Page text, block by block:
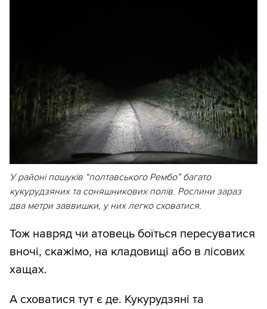
У районі пошуків “полтавського Рембо” багато
кукурудзяних та соняшникових полів. Рослини зараз
два метри заввишки, у них легко сховатися.
Тож навряд чи атовець боїться пересуватися
вночі, скажімо, на кладовищі або в лісових
хащах.
А сховатися тут є де. Кукурудзяні та